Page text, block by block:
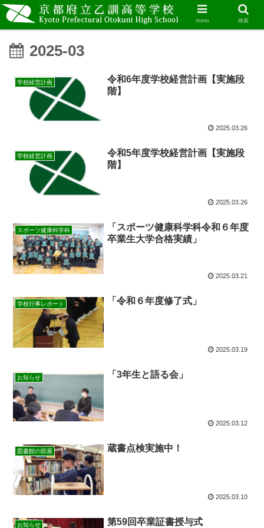
2025-03
学校経営計画
令和6年度学校経営計画【実施段
階】
2025.03.26
学校経営計画
令和5年度学校経営計画【実施段
階】
2025.03.26
スポーツ健康科学科
「スポーツ健康科学科令和６年度
卒業生大学合格実績」
2025.03.21
学校行事レポート 「令和６年度修了式」
2025.03.19
お知らせ 「3年生と語る会」
2025.03.12
図書館の部屋 蔵書点検実施中！
2025.03.10
お知らせ 第59回卒業証書授与式
menu 検索